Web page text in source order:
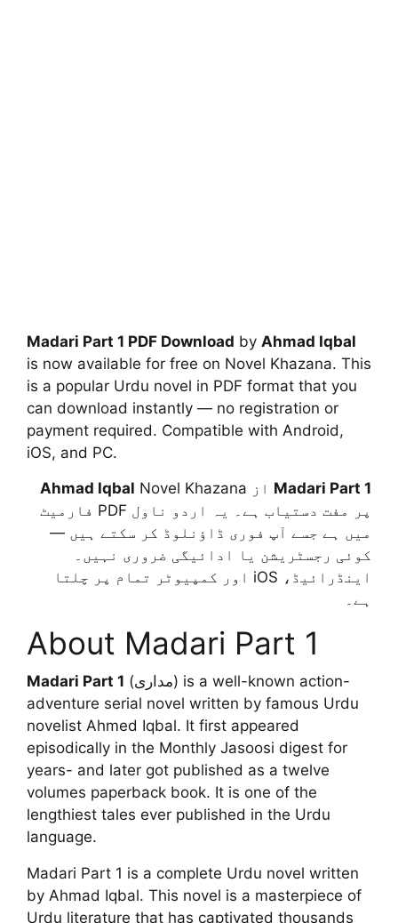
Madari Part 1 PDF Download by Ahmad Iqbal
is now available for free on Novel Khazana. This
is a popular Urdu novel in PDF format that you
can download instantly — no registration or
payment required. Compatible with Android,
iOS, and PC.
Madari Part 1 از Ahmad Iqbal Novel Khazana
پر مفت دستیاب ہے۔ یہ اردو ناول PDF فارمیٹ
میں ہے جسے آپ فوری ڈاؤنلوڈ کر سکتے ہیں —
کوئی رجسٹریشن یا ادائیگی ضروری نہیں۔
اینڈرائیڈ، iOS اور کمپیوٹر تمام پر چلتا
ہے۔
About Madari Part 1
Madari Part 1 (مداری) is a well-known action-
adventure serial novel written by famous Urdu
novelist Ahmed Iqbal. It first appeared
episodically in the Monthly Jasoosi digest for
years- and later got published as a twelve
volumes paperback book. It is one of the
lengthiest tales ever published in the Urdu
language.
Madari Part 1 is a complete Urdu novel written
by Ahmad Iqbal. This novel is a masterpiece of
Urdu literature that has captivated thousands